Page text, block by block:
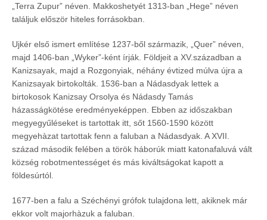
„Terra Zupur” néven. Makkoshetyét 1313-ban „Hege” néven
találjuk először hiteles forrásokban.
Ujkér első ismert említése 1237-ből származik, „Quer” néven,
majd 1406-ban „Wyker”-ként írják. Földjeit a XV.században a
Kanizsayak, majd a Rozgonyiak, néhány évtized múlva újra a
Kanizsayak birtokolták. 1536-ban a Nádasdyak lettek a
birtokosok Kanizsay Orsolya és Nádasdy Tamás
házasságkötése eredményeképpen. Ebben az időszakban
megyegyűléseket is tartottak itt, sőt 1560-1590 között
megyehàzat tartottak fenn a faluban a Nádasdyak. A XVII.
század második felében a török háborúk miatt katonafaluvá vált
község robotmentességet és más kiváltságokat kapott a
földesúrtól.
1677-ben a falu a Széchényi grófok tulajdona lett, akiknek már
ekkor volt majorhàzuk a faluban.